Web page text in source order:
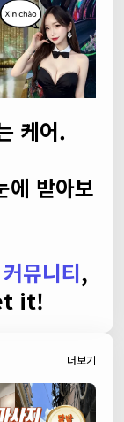
케어.
에 받아보
뮤니티,
it!
더보기